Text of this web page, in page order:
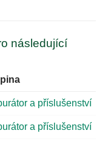
následující
a příslušenství
a příslušenství